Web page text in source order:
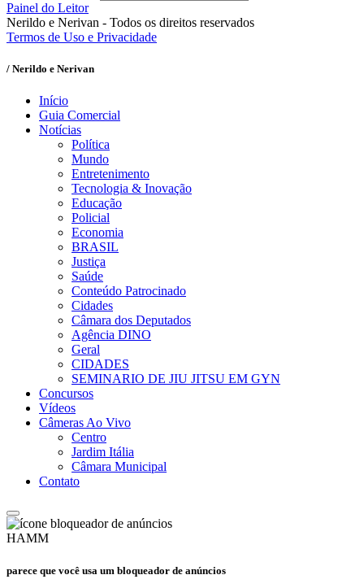
Painel do Leitor
Nerildo e Nerivan - Todos os direitos reservados
Termos de Uso e Privacidade
/ Nerildo e Nerivan
Início
Guia Comercial
Notícias
Política
Mundo
Entretenimento
Tecnologia & Inovação
Educação
Policial
Economia
BRASIL
Justiça
Saúde
Conteúdo Patrocinado
Cidades
Câmara dos Deputados
Agência DINO
Geral
CIDADES
SEMINARIO DE JIU JITSU EM GYN
Concursos
Vídeos
Câmeras Ao Vivo
Centro
Jardim Itália
Câmara Municipal
Contato
HAMM
parece que você usa um bloqueador de anúncios